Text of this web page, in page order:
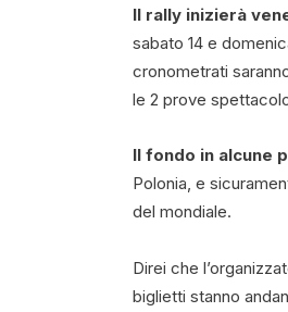
Il rally inizierà
sabato 14 e
cronometrati
le 2 prove
Il fondo in alcune
Polonia, e
del mondiale.
Direi che
biglietti stanno